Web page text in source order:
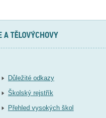
TĚLOVÝCHOVY
Důležité odkazy
Školský rejstřík
Přehled vysokých škol